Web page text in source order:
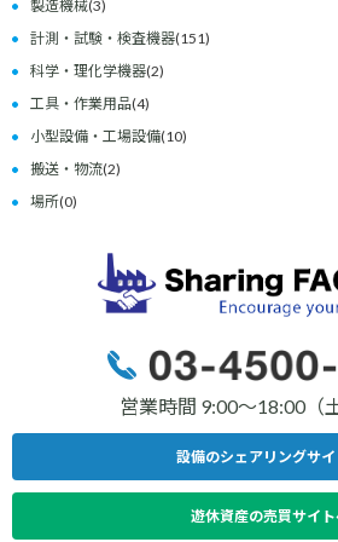
営業時間 9:00〜18:00（
設備のシェアリングサ
遊休資産の売買サイ
製造機械(3)
計測・試験・検査機器(151)
科学・理化学機器(2)
工具・作業用品(4)
小型設備・工場設備(10)
搬送・物流(2)
場所(0)